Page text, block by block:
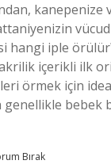
kanepenize
hangi iple
içerikli ilk
örmek için
genellikle
Bırak